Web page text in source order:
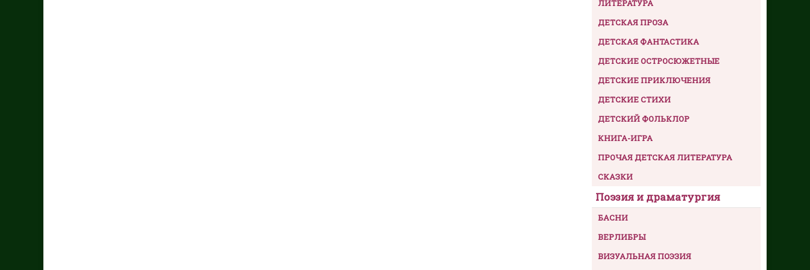
ЛИТЕРАТУРА
ДЕТСКАЯ ПРОЗА
ДЕТСКАЯ ФАНТАСТИКА
ДЕТСКИЕ ОСТРОСЮЖЕТНЫЕ
ДЕТСКИЕ ПРИКЛЮЧЕНИЯ
ДЕТСКИЕ СТИХИ
ДЕТСКИЙ ФОЛЬКЛОР
КНИГА-ИГРА
ПРОЧАЯ ДЕТСКАЯ ЛИТЕРАТУРА
СКАЗКИ
Поэзия и драматургия
БАСНИ
ВЕРЛИБРЫ
ВИЗУАЛЬНАЯ ПОЭЗИЯ